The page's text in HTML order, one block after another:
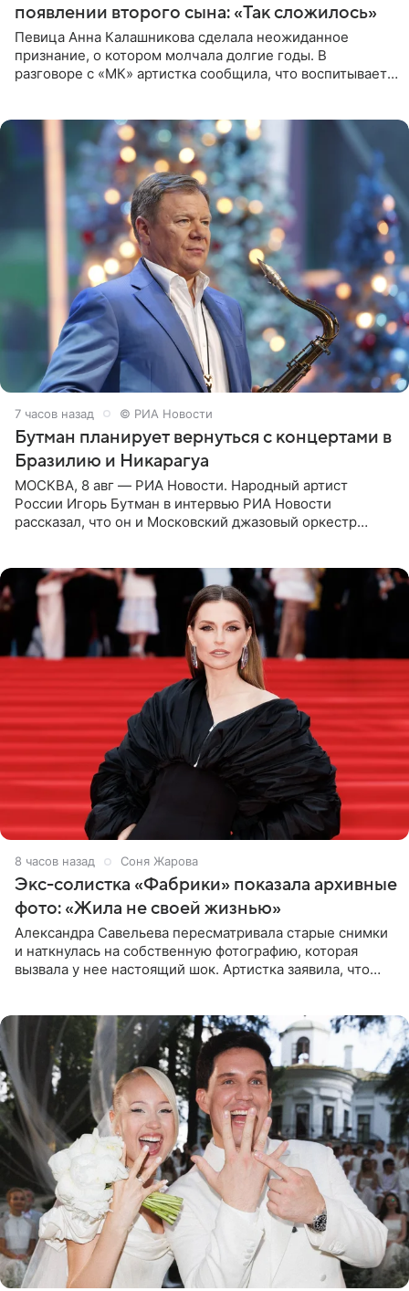
появлении второго сына: «Так сложилось»
Певица Анна Калашникова сделала неожиданное
признание, о котором молчала долгие годы. В
разговоре с «МК» артистка сообщила, что воспитывает
7 часов назад © РИА Новости
Бутман планирует вернуться с концертами в
Бразилию и Никарагуа
МОСКВА, 8 авг — РИА Новости. Народный артист
России Игорь Бутман в интервью РИА Новости
рассказал, что он и Московский джазовый оркестр
8 часов назад Соня Жарова
Экс-солистка «Фабрики» показала архивные
фото: «Жила не своей жизнью»
Александра Савельева пересматривала старые снимки
и наткнулась на собственную фотографию, которая
вызвала у нее настоящий шок. Артистка заявила, что